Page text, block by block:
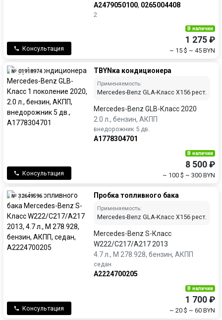
A2479050100, 0265004408
2
Консультация
В наличии
1 275 ₽
~ 15 $ ~ 45 BYN
№ 01918974 ТBYNка кондиционера
Применяемость:
Mercedes-Benz GLA-Класс X156 рест.
Mercedes-Benz GLB-Класс 2020
2.0 л., бензин, АКПП
внедорожник 5 дв.
A1778304701
Консультация
В наличии
8 500 ₽
~ 100 $ ~ 300 BYN
№ 32649596 Пробка топливного бака
Применяемость:
Mercedes-Benz GLA-Класс X156 рест.
Mercedes-Benz S-Класс
W222/C217/A217 2013
4.7 л., M 278.928, бензин, АКПП
седан
A2224700205
Консультация
В наличии
1 700 ₽
~ 20 $ ~ 60 BYN